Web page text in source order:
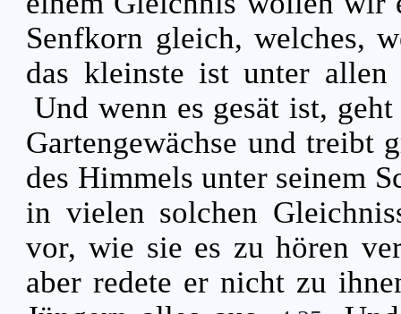
Senfkorn gleich, welches,
das kleinste ist unter
Und wenn es gesät ist,
Gartengewächse und treibt
des Himmels unter seinem
in vielen solchen
vor, wie sie es zu hören
aber redete er nicht zu